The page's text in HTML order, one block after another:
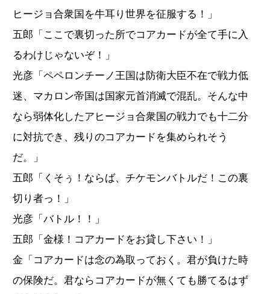
ヒージョ合衆国を牛耳り世界を征服する！」
五郎「ここで裏切った所でコアカードが全て手に入
るわけじゃないぞ！」
光彦「ペペロンチーノ王国は防衛大臣不在で戦力低
迷、マカロン帝国は国家元首消滅で混乱。そんな中
なら弱体化したアヒージョ合衆国の戦力でも十二分
に対抗でき、残りのコアカードを集められそう
だ。」
五郎「くそぅ！ならば、チケモンバトルだ！この裏
切り者っ！」
光彦「バトル！！」
五郎「金様！コアカードをお貸し下さい！」
金「コアカードは念の為取っておく。君が負けた時
の保険だ。君ならコアカードが無くても勝てるはず